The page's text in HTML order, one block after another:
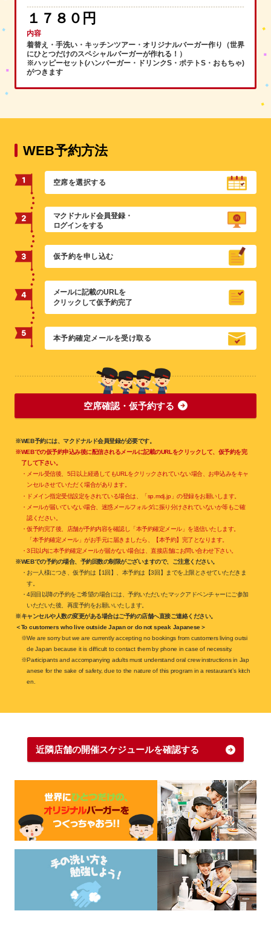
１７８０円
内容
着替え・手洗い・キッチンツアー・オリジナルバーガー作り（世界
にひとつだけのスペシャルバーガーが作れる！）
※ハッピーセット(ハンバーガー・ドリンクS・ポテトS・おもちゃ)
がつきます
WEB予約方法
空席を選択する
マクドナルド会員登録・
ログインをする
仮予約を申し込む
メールに記載のURLを
クリックして仮予約完了
本予約確定メールを受け取る
空席確認・仮予約する
※WEB予約には、マクドナルド会員登録が必要です。
※WEBでの仮予約申込み後に配信されるメールに記載のURLをクリックして、仮予約を完
了して下さい。
・メール受信後、5日以上経過してもURLをクリックされていない場合、お申込みをキャ
ンセルさせていただく場合があります。
・ドメイン指定受信設定をされている場合は、「sp.mdj.jp」の登録をお願いします。
・メールが届いていない場合、迷惑メールフォルダに振り分けされていないか等もご確
認ください。
・仮予約完了後、店舗が予約内容を確認し「本予約確定メール」を送信いたします。
「本予約確定メール」がお手元に届きましたら、【本予約】完了となります。
・3日以内に本予約確定メールが届かない場合は、直接店舗にお問い合わせ下さい。
※WEBでの予約の場合、予約回数の制限がございますので、ご注意ください。
・お一人様につき、仮予約は【1回】、本予約は【3回】までを上限とさせていただきま
す。
・4回目以降の予約をご希望の場合には、予約いただいたマックアドベンチャーにご参加
いただいた後、再度予約をお願いいたします。
※キャンセルや人数の変更がある場合はご予約の店舗へ直接ご連絡ください。
＜To customers who live outside Japan or do not speak Japanese＞
※We are sorry but we are currently accepting no bookings from customers living outsi
de Japan because it is difficult to contact them by phone in case of necessity.
※Participants and accompanying adults must understand oral crew instructions in Jap
anese for the sake of safety, due to the nature of this program in a restaurant’s kitch
en.
近隣店舗の開催スケジュールを確認する